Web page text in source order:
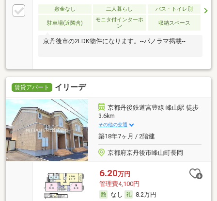
敷金なし 二人暮らし バス・トイレ別
駐車場(近隣含)
モニタ付インターホ
ン
収納スペース
京丹後市の2LDK物件になります。--パノラマ掲載--
賃貸アパート イリーデ
京都丹後鉄道宮豊線 峰山駅 徒歩
3.6km
その他の交通
築18年7ヶ月 / 2階建
京都府京丹後市峰山町長岡
6.20万円
管理費4,100円
なし
8.2万円